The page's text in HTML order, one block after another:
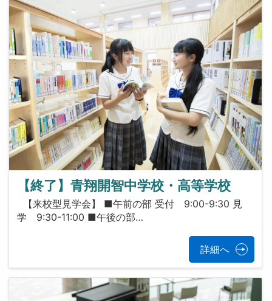
【終了】青翔開智中学校・高等学校
【来校型見学会】 ■午前の部 受付 9:00-9:30 見
学 9:30-11:00 ■午後の部…
詳細へ